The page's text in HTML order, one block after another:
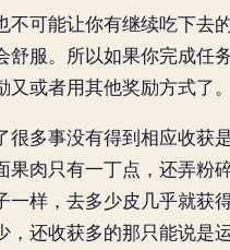
可能让你有继续吃下去
舒服。所以如果你完成任
或者用其他奖励方式了。
多事没有得到相应收获
果肉只有一丁点，还弄粉
一样，去多少皮几乎就获
，还收获多的那只能说是